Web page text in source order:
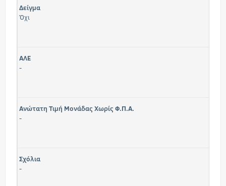
Δείγμα
Όχι
ΑΛΕ
-
Ανώτατη Τιμή Μονάδας Χωρίς Φ.Π.Α.
-
Σχόλια
-